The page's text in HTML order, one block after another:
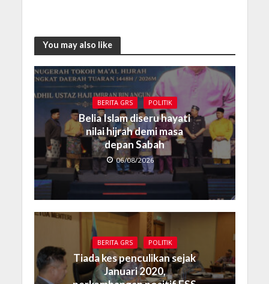
You may also like
BERITA GRS POLITIK
Belia Islam diseru hayati
nilai hijrah demi masa
depan Sabah
06/08/2026
BERITA GRS POLITIK
Tiada kes penculikan sejak
Januari 2020,